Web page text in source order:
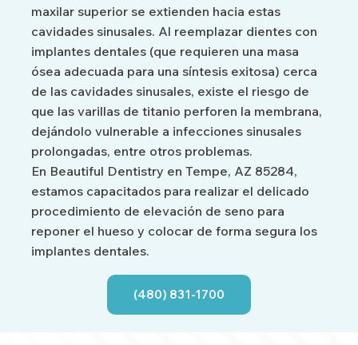
maxilar superior se extienden hacia estas
cavidades sinusales. Al reemplazar dientes con
implantes dentales (que requieren una masa
ósea adecuada para una síntesis exitosa) cerca
de las cavidades sinusales, existe el riesgo de
que las varillas de titanio perforen la membrana,
dejándolo vulnerable a infecciones sinusales
prolongadas, entre otros problemas.
En Beautiful Dentistry en Tempe, AZ 85284,
estamos capacitados para realizar el delicado
procedimiento de elevación de seno para
reponer el hueso y colocar de forma segura los
implantes dentales.
(480) 831-1700